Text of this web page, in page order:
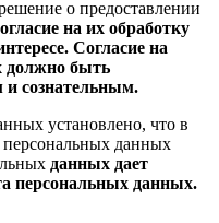
о предоставлении
на их обработку
Согласие на
должно быть
сознательным.
установлено, что в
персональных данных
данных дает
персональных данных.